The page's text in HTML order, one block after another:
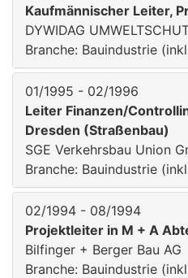
Kaufmännischer Leiter,
DYWIDAG
Branche: Bauindustrie
01/1995 - 02/1996
Leiter Finanzen/
Dresden (Straßenbau)
SGE Verkehrsbau Union
Branche: Bauindustrie
02/1994 - 08/1994
Projektleiter in M + A
Bilfinger + Berger Bau AG
Branche: Bauindustrie